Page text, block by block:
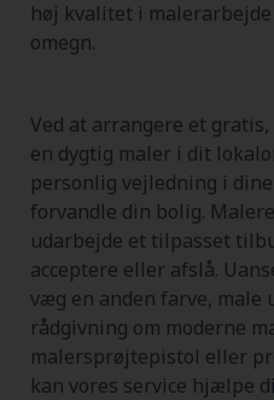
høj kvalitet i
omegn.
Ved at arrangere et
en dygtig maler i dit
personlig vejledning i
forvandle din bolig.
udarbejde et tilpasset
acceptere eller afslå.
væg en anden farve,
rådgivning om moderne
malersprøjtepistol eller
kan vores service hjælpe